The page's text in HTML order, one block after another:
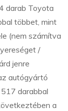
darab Toyota
többet, mint
(nem számítva
/
jenre
autógyártó
darabbal
a